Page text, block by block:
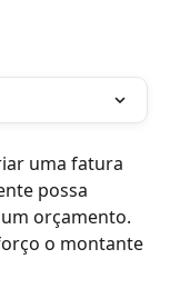
uma fatura
possa
orçamento.
o montante